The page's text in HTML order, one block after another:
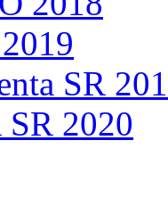
SR
2020